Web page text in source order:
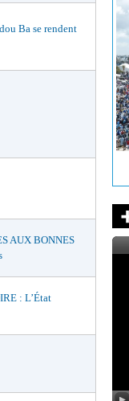
Ba se rendent
AUX BONNES
: L’État